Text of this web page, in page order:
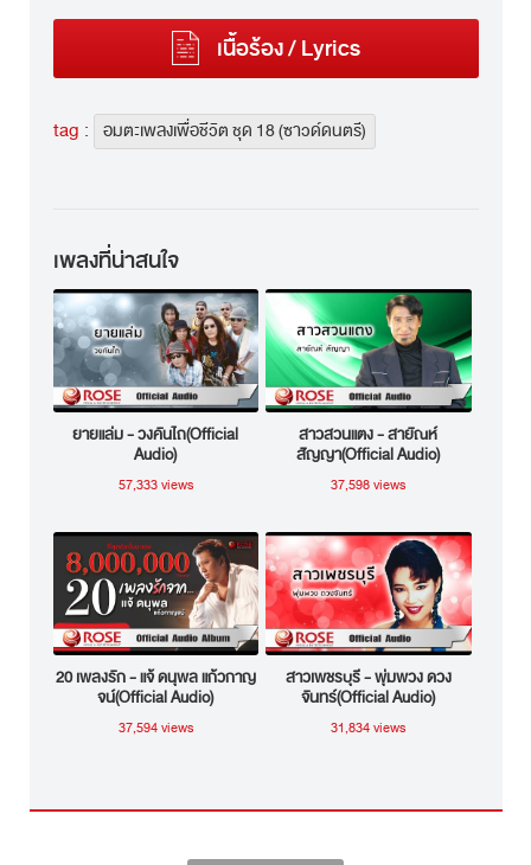
เนื้อร้อง / Lyrics
tag : อมตะเพลงเพื่อชีวิต ชุด 18 (ซาวด์ดนตรี)
เพลงที่น่าสนใจ
ยายแล่ม - วงคันไถ(Official
Audio)
57,333 views
สาวสวนแตง - สายัณห์
สัญญา(Official Audio)
37,598 views
20 เพลงรัก - แจ้ ดนุพล แก้วกาญ
จน์(Official Audio)
37,594 views
สาวเพชรบุรี - พุ่มพวง ดวง
จันทร์(Official Audio)
31,834 views